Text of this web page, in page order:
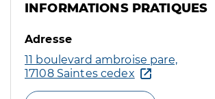
INFORMATIONS PRATIQUES
Adresse
11 boulevard ambroise pare,
17108 Saintes cedex